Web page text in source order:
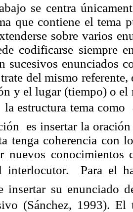
se centra
que contiene el tema
sobre varios
codificarse siempre
sucesivos enunciados
del mismo
y el lugar (tiempo) o
estructura tema como
es insertar la
tenga coherencia con
nuevos conocimientos
interlocutor. Para el
insertar su enunciado
(Sánchez, 1993).